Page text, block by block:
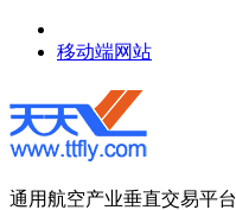
移动端网站
通用航空产业垂直交易平台